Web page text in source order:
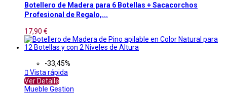
Botellero de Madera para 6 Botellas + Sacacorchos
Profesional de Regalo,...
17,90 €
-33,45%
 Vista rápida
Ver Detalle
Mueble Gestion